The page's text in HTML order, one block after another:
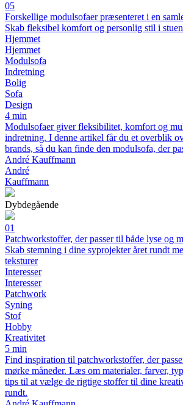
05
Forskellige modulsofaer præsenteret i en
Skab fleksibel komfort og personlig stil i stuen
Hjemmet
Hjemmet
Modulsofa
Indretning
Bolig
Sofa
Design
4 min
Modulsofaer giver fleksibilitet, komfort og
indretning. I denne artikel får du et overblik
brands, så du kan finde den modulsofa, der
André Kauffmann
André
Kauffmann
Dybdegående
01
Patchworkstoffer, der passer til både lyse og
Skab stemning i dine syprojekter året rundt
teksturer
Interesser
Interesser
Patchwork
Syning
Stof
Hobby
Kreativitet
5 min
Find inspiration til patchworkstoffer, der
mørke måneder. Læs om materialer, farver,
tips til at vælge de rigtige stoffer til dine
rundt.